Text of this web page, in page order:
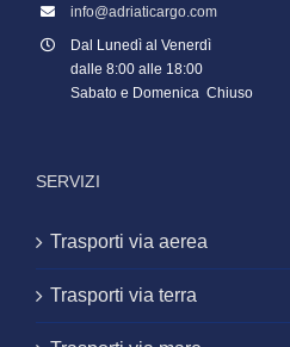
info@adriaticargo.com
Dal Lunedì al Venerdì
dalle 8:00 alle 18:00
Sabato e Domenica Chiuso
SERVIZI
Trasporti via aerea
Trasporti via terra